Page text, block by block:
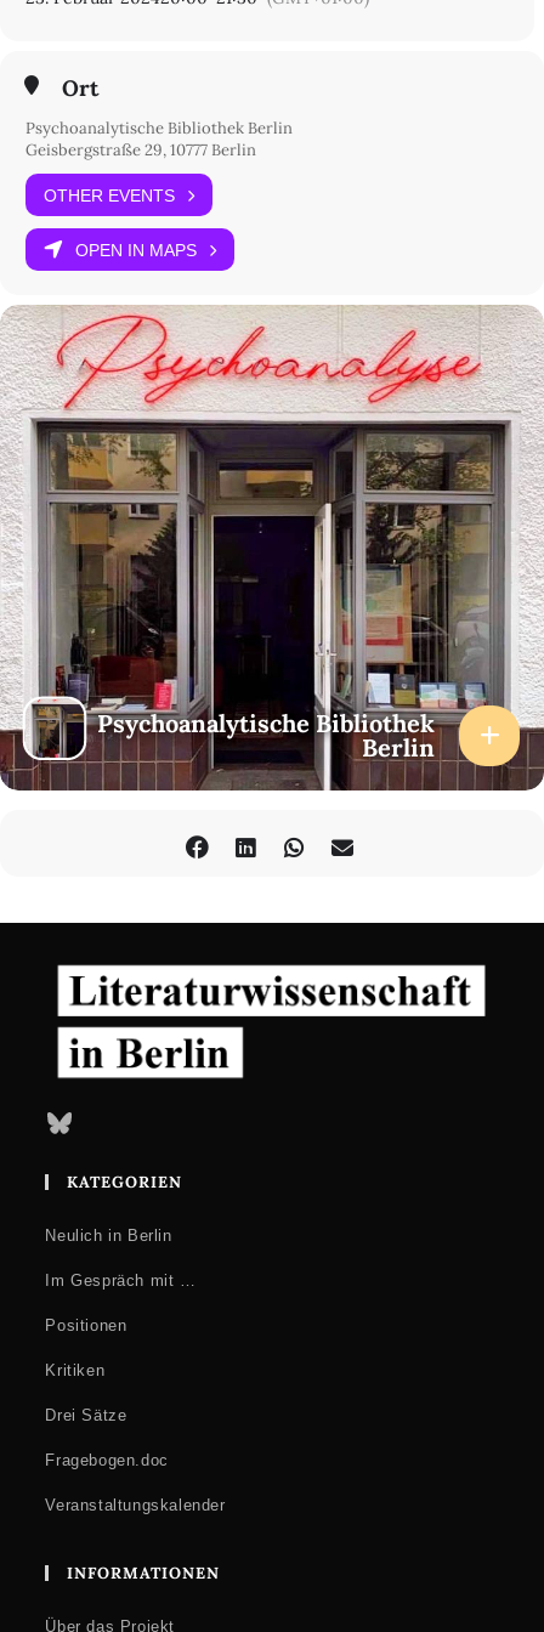
Ort
Psychoanalytische Bibliothek Berlin
Geisbergstraße 29, 10777 Berlin
OTHER EVENTS
OPEN IN MAPS
Psychoanalytische Bibliothek
Berlin
Bluesky
KATEGORIEN
Neulich in Berlin
Im Gespräch mit …
Positionen
Kritiken
Drei Sätze
Fragebogen.doc
Veranstaltungskalender
INFORMATIONEN
Über das Projekt